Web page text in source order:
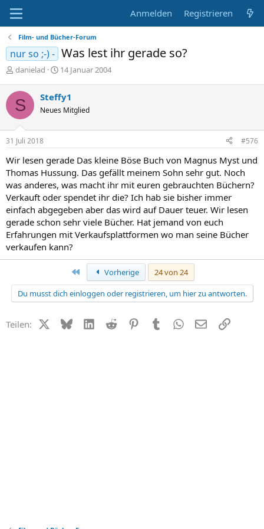
Anmelden Registrieren
Film- und Bücher-Forum
nur so ;-) - Was lest ihr gerade so?
E
s
t
e
l
l
e
danielad
E
t
e
l
m
14 Januar 2004
S Steffy1
Neues Mitglied
31 Juli 2018 #576
Wir lesen gerade Das kleine Böse Buch von Magnus Myst und
Thomas Hussung. Das gefällt meinem Sohn sehr gut. Noch
was anderes, was macht ihr mit euren gebrauchten Büchern?
Verkauft oder spendet ihr die? Ich hab sie bisher immer
einfach abgegeben aber das wird auf Dauer teuer. Wir lesen
gerade schon sehr viele Bücher. Hat jemand von euch
Erfahrungen mit Verkaufsplattformen wo man seine Bücher
verkaufen kann?
Erste Vorherige
24 von 24
Du musst dich einloggen oder registrieren, um hier zu antworten.
Teilen: X (Twitter)
BlueskyLinkedIn
Reddit PinterestTumblr WhatsApp
E-MailLink